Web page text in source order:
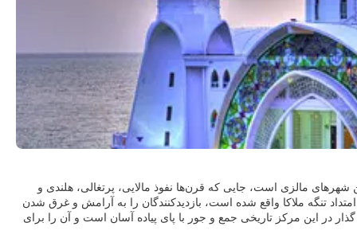
مالزی است، جایی که قرن‌ها نفوذ مالایی، پرتغالی، هلندی و
تنگه ملاکا واقع شده است، بازدیدکنندگان را به آرامش و غرق شدن
در این مرکز تاریخی جمع و جور با پای پیاده آسان است و آن را برای